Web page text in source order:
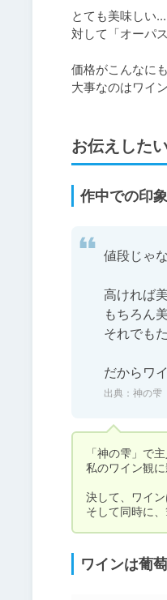
とても美味しい
対して「オーパ
価格がこんなに
大事なのはワイ
お伝えした
作中での印
値段じゃ
高ければ
もちろん
それでも
だからワ
出典：神の
「神の雫」で
私のワイン観
決して、ワイ
そして同時に
ワインは葡